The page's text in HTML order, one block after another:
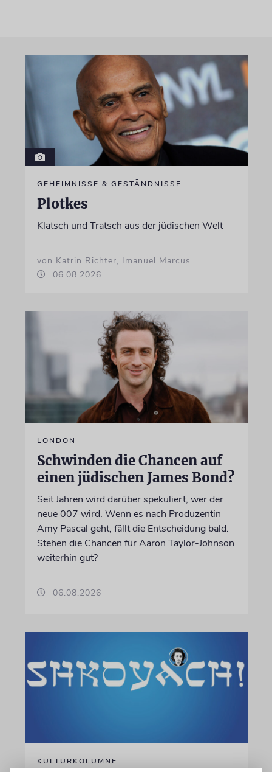
GEHEIMNISSE & GESTÄNDNISSE
Plotkes
Klatsch und Tratsch aus der jüdischen Welt
von Katrin Richter, Imanuel Marcus
06.08.2026
LONDON
Schwinden die Chancen auf
einen jüdischen James Bond?
Seit Jahren wird darüber spekuliert, wer der
neue 007 wird. Wenn es nach Produzentin
Amy Pascal geht, fällt die Entscheidung bald.
Stehen die Chancen für Aaron Taylor-Johnson
weiterhin gut?
06.08.2026
KULTURKOLUMNE